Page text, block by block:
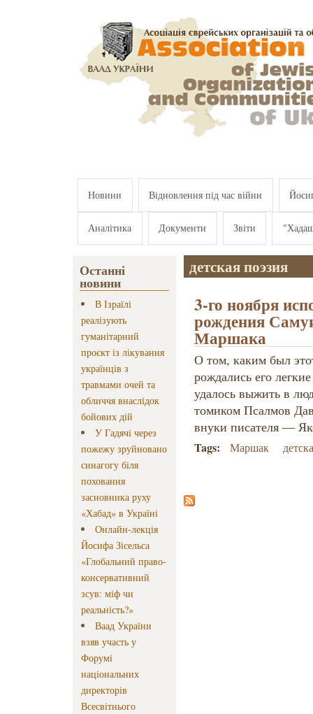
Новини Відновлення під час війни
Аналітика Документи Звіти
Останні
новини
В Ізраїлі
реалізують
гуманітарний
проєкт із лікування
українців з
травмами очей та
обличчя внаслідок
бойових дій
У Гадячі через
пожежу зруйновано
синагогу біля
поховання
засновника руху
«Хабад» в Україні
Онлайн-лекція
Йосифа Зісельса
«Глобальний право-
консервативний
зсув: міф чи
реальність?»
Ваад України
взяв участь у
Форумі
національних
директорів
Всесвітнього
детская поэзия
3-го ноября
рождения
Маршака
О том, каким был
рождались его
удалось выжить в
томиком Псалмов
внуки писателя —
Tags: Маршак